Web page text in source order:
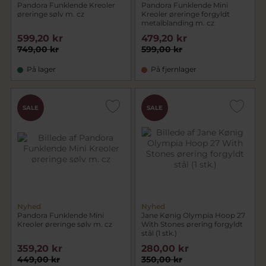
Pandora Funklende Kreoler
øreringe sølv m. cz
749,00 kr
599,20 kr
På lager
Pandora Funklende Mini
Kreoler øreringe forgyldt
metalblanding m. cz
599,00 kr
479,20 kr
På fjernlager
SALE
Nyhed
Pandora Funklende Mini
Kreoler øreringe sølv m. cz
449,00 kr
359,20 kr
SALE
Nyhed
Jane Kønig Olympia Hoop 27
With Stones ørering forgyldt
stål (1 stk.)
350,00 kr
280,00 kr